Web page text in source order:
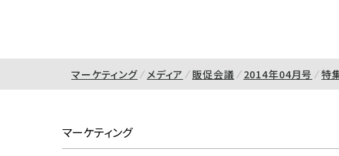
マーケティング メディア 販促会議 2014年04月号 特
マーケティング